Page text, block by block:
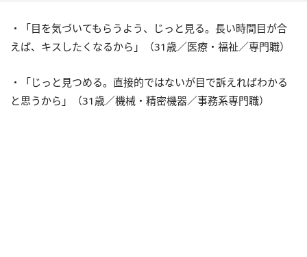
・「目を気づいてもらうよう、じっと見る。長い時間目が合
えば、キスしたくなるから」（31歳／医療・福祉／専門職）
・「じっと見つめる。直接的ではないが目で訴えればわかる
と思うから」（31歳／機械・精密機器／事務系専門職）